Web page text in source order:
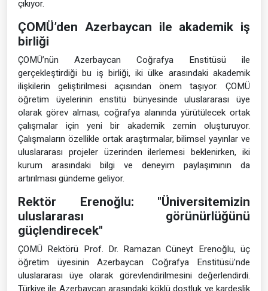
çıkıyor.
ÇOMÜ’den Azerbaycan ile akademik iş
birliği
ÇOMÜ’nün Azerbaycan Coğrafya Enstitüsü ile
gerçekleştirdiği bu iş birliği, iki ülke arasındaki akademik
ilişkilerin geliştirilmesi açısından önem taşıyor. ÇOMÜ
öğretim üyelerinin enstitü bünyesinde uluslararası üye
olarak görev alması, coğrafya alanında yürütülecek ortak
çalışmalar için yeni bir akademik zemin oluşturuyor.
Çalışmaların özellikle ortak araştırmalar, bilimsel yayınlar ve
uluslararası projeler üzerinden ilerlemesi beklenirken, iki
kurum arasındaki bilgi ve deneyim paylaşımının da
artırılması gündeme geliyor.
Rektör Erenoğlu: "Üniversitemizin
uluslararası görünürlüğünü
güçlendirecek"
ÇOMÜ Rektörü Prof. Dr. Ramazan Cüneyt Erenoğlu, üç
öğretim üyesinin Azerbaycan Coğrafya Enstitüsü’nde
uluslararası üye olarak görevlendirilmesini değerlendirdi.
Türkiye ile Azerbaycan arasındaki köklü dostluk ve kardeşlik